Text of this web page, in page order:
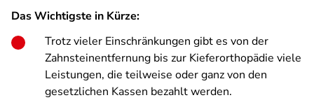
Das Wichtigste in Kürze:
Trotz vieler Einschränkungen gibt es von der
Zahnsteinentfernung bis zur Kieferorthopädie viele
Leistungen, die teilweise oder ganz von den
gesetzlichen Kassen bezahlt werden.